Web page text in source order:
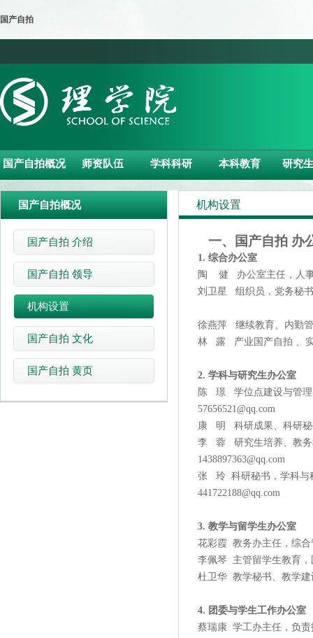
国产自拍
国产自拍概况 师资队伍 学科科研 本科教育 研究
国产自拍概况
国产自拍 介绍
国产自拍 领导
机构设置
国产自拍 文化
国产自拍 黄页
机构设置
一、国产自拍 办
1. 综合办公室
陶 健 办公室主任，人事
刘卫星 组织 员，党务秘
徐燕萍 继续教育、内勤
林 露 产业国产自拍 、实
2. 学科与研究生办公室
陈 璟 学位点建设与管理
57656521@qq.com
康 明 科研成果、科研秘
李 蓉 研究生培养、教务
1438897363@qq.com
张 玲 科研秘书，学科与
441722188@qq.com
3. 教学与留学生办公室
花彩霞 教务办主任，综合
李佩琴 主管留学生教育
杜卫华 教学秘书、教学建
4. 团委与学生工作办公室
蔡瑞康 学工办主任，负责